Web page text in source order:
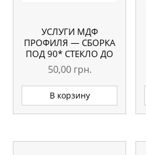
УСЛУГИ МДФ
ПРОФИЛЯ — СБОРКА
ПОД 90* СТЕКЛО ДО
1000 ММ
50,00 грн.
В корзину